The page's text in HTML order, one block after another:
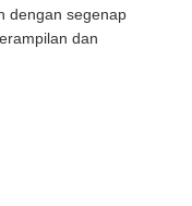
dengan segenap
dan